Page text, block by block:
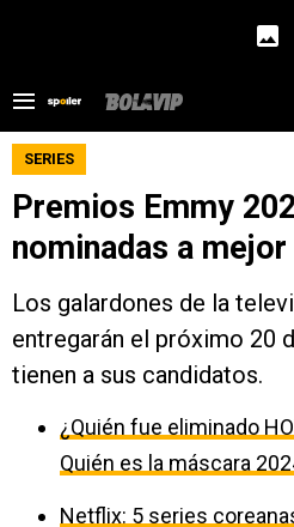
SERIES
Premios Emmy
nominadas a
Los galardones de la
entregarán el próximo 20
tienen a sus candidatos.
¿Quién fue eliminado
Quién es la máscara
Netflix: 5 series